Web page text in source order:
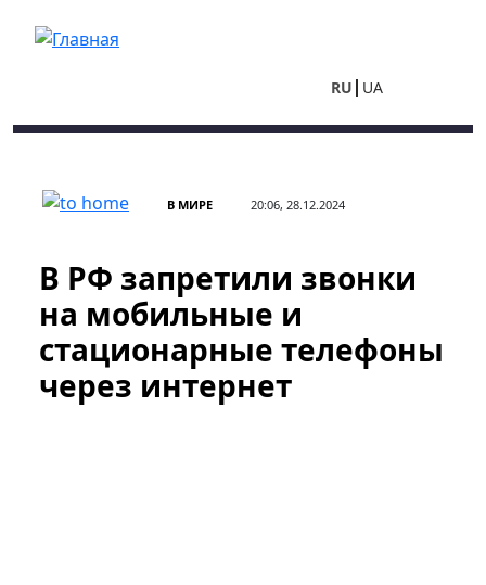
RU UA
В МИРЕ 20:06, 28.12.2024
В РФ запретили звонки
на мобильные и
стационарные телефоны
через интернет